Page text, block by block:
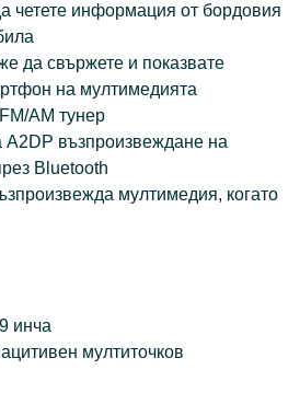
четете информация от бордовия
да свържете и показвате
на мултимедията
AM тунер
възпроизвеждане на
Bluetooth
мултимедия, когато
инча
мултиточков